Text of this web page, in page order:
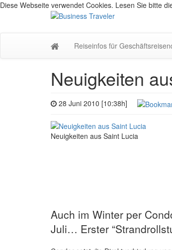
Diese Webseite verwendet Cookies. Lesen Sie bitte
Reiseinfos für
Neuigkeiten
28 Juni 2010 [10:38h]
Neuigkeiten aus Saint Lucia
Auch im Winter per
Juli… Erster